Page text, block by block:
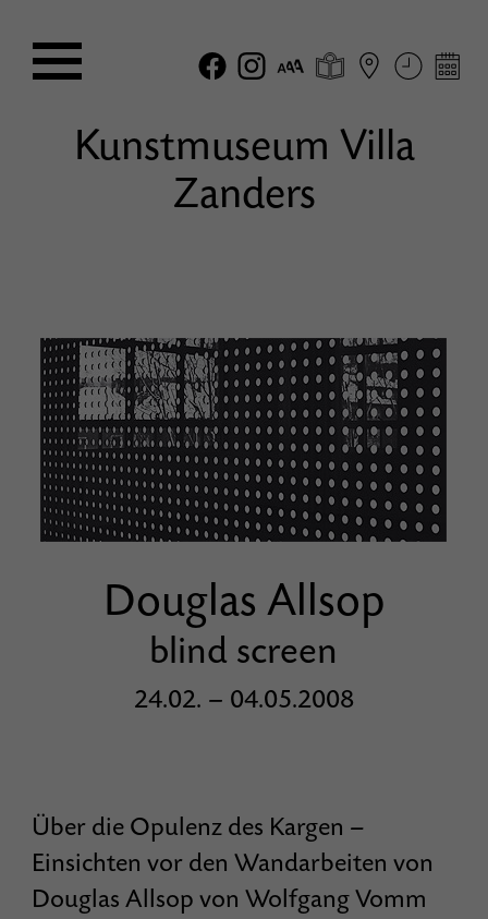
Kunstmuseum Villa
Zanders
Douglas Allsop
blind screen
24.02. – 04.05.2008
Über die Opulenz des Kargen –
Einsichten vor den Wandarbeiten von
Douglas Allsop von Wolfgang Vomm